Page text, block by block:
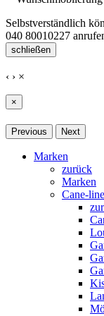
Selbstverständlich
040 80010227
schließen
‹ › ×
×
Previous Next
Marken
zurück
Marken
Cane-line